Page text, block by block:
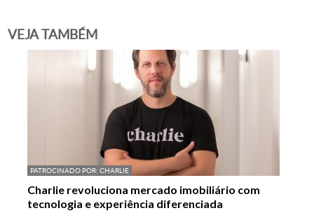
VEJA TAMBÉM
PATROCINADO POR: CHARLIE
Charlie revoluciona mercado imobiliário com
tecnologia e experiência diferenciada